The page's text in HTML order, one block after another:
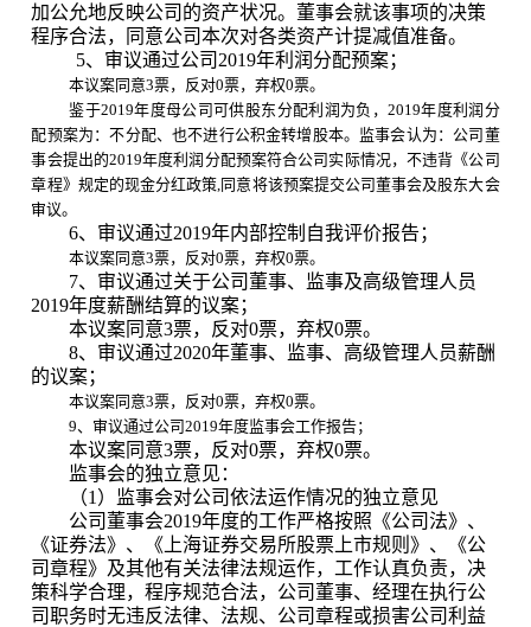
加公允地反映公司的资产状况。董事会就该事项的决策
程序合法，同意公司本次对各类资产计提减值准备。
5、审议通过公司 2019年利润分配预案；
本议案同意3票，反对0票，弃权0票。
鉴于2019年度母公司可供股东分配利润为负， 2019年度利润分
配预案为：不分配、也不进行公积金转增股本。监事会认为：公司董
事会提出的2019年度利润分配预案符合公司实际情况，不违背《公司
章程》规定的现金分红政策 同意将该预案提交公司董事会及股东大会
审议。
6、审议通过2019年内部控制自我评价报告；
本议案同意3票，反对0票，弃权0票。
7、审议通过关于公司董事、监事及高级管理人员
2019年度薪酬结算的议案；
本议案同意3票，反对0票，弃权0票。
8、审议通过2020年董事、监事、高级管理人员薪酬
的议案；
本议案同意3票，反对0票，弃权0票。
9、 审议通过公司2019年度监事会工作报告；
本议案同意3票，反对0票，弃权0票。
监事会的独立意见：
（1 ）监事会对公司依法运作情况的独立意见
公司董事会2019年度的工作严格按照《公司法》、
《证券法》、《上海证券交易所股票上市规则》、《公
司章程》及其他有关法律法规运作，工作认真负责，决
策科学合理，程序规范合法，公司董事、经理在执行公
司职务时无违反法律、法规、公司章程或损害公司利益